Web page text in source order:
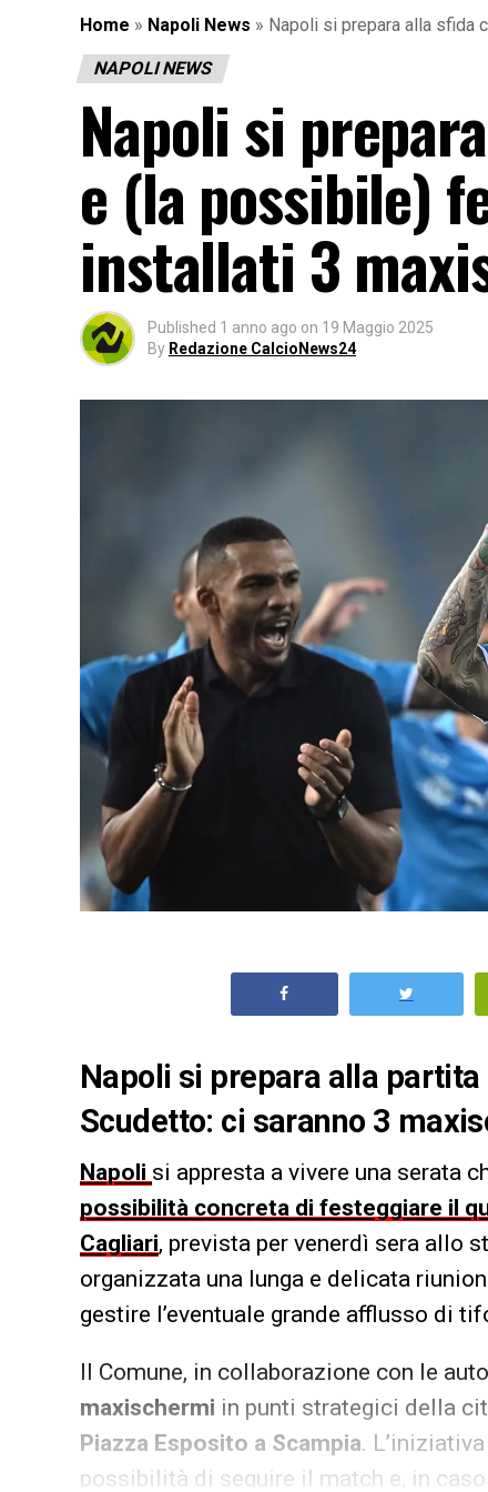
Home » Napoli News » Napoli si prepara alla sfida
NAPOLI NEWS
Napoli si
e (la possibile)
installati 3
Published 1 anno ago on 19 Maggio 2025
By Redazione CalcioNews24
Napoli si prepara alla
Scudetto: ci saranno 3
Napoli si appresta a vivere una serata
possibilità concreta di festeggiare il
Cagliari, prevista per venerdì sera allo
organizzata una lunga e delicata
gestire l’eventuale grande afflusso di
Il Comune, in collaborazione con le
maxischermi in punti strategici della
Piazza Esposito a Scampia.
possibilità di seguire il match e, in